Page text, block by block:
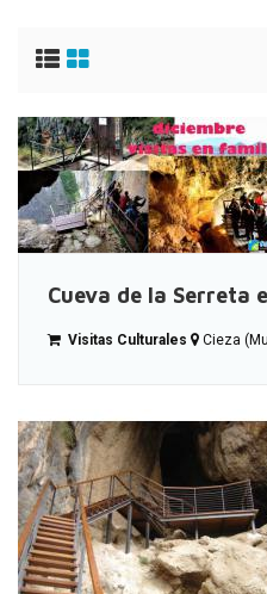
Cueva de la Serreta
Visitas Culturales Cieza